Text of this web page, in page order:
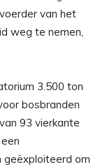
van het
weg te nemen,
3.500 ton
bosbranden
93 vierkante
geëxploiteerd om